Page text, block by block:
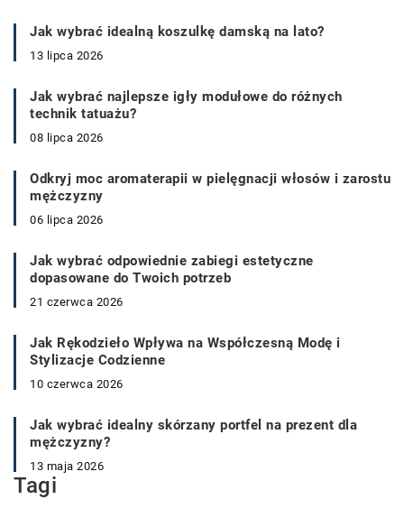
Jak wybrać idealną koszulkę damską na lato?
13 lipca 2026
Jak wybrać najlepsze igły modułowe do różnych
technik tatuażu?
08 lipca 2026
Odkryj moc aromaterapii w pielęgnacji włosów i zarostu
mężczyzny
06 lipca 2026
Jak wybrać odpowiednie zabiegi estetyczne
dopasowane do Twoich potrzeb
21 czerwca 2026
Jak Rękodzieło Wpływa na Współczesną Modę i
Stylizacje Codzienne
10 czerwca 2026
Jak wybrać idealny skórzany portfel na prezent dla
mężczyzny?
13 maja 2026
Tagi